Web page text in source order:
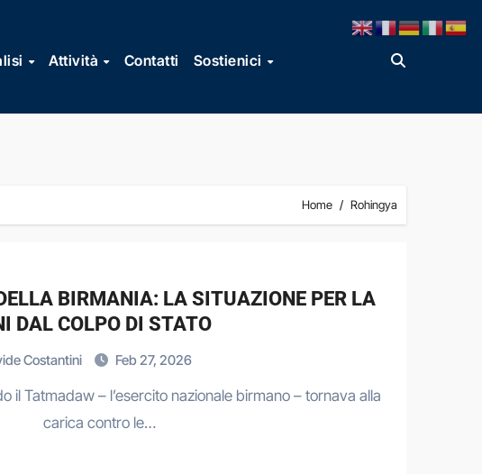
Attività Contatti Sostienici
Home Rohingya
BIRMANIA: LA SITUAZIONE PER LA
DAL COLPO DI STATO
Costantini Feb 27, 2026
il Tatmadaw – l’esercito nazionale birmano – tornava alla
carica contro le…